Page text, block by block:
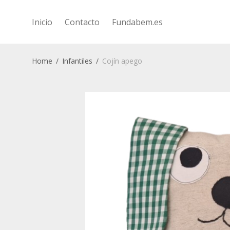
Inicio Contacto Fundabem.es
Home / Infantiles / Cojín apego